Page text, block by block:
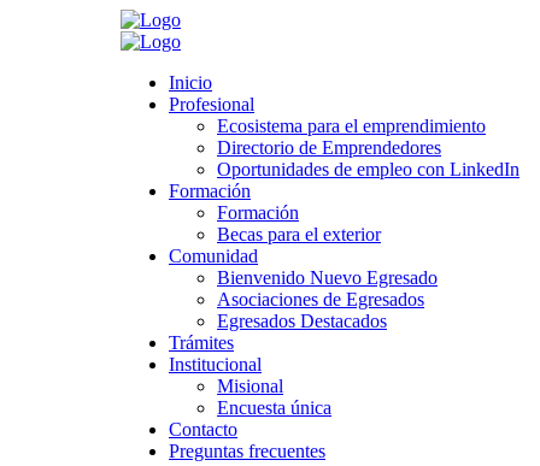
Inicio
Profesional
Ecosistema para el emprendimiento
Directorio de Emprendedores
Oportunidades de empleo con LinkedIn
Formación
Formación
Becas para el exterior
Comunidad
Bienvenido Nuevo Egresado
Asociaciones de Egresados
Egresados Destacados
Trámites
Institucional
Misional
Encuesta única
Contacto
Preguntas frecuentes
Ecosistema para el emprendimiento
Directorio de Emprendedores
Oportunidades de empleo con LinkedIn
Becas para el exterior
Bienvenido Nuevo Egresado
Asociaciones de Egresados
Egresados Destacados
Institucional
Encuesta única
Preguntas frecuentes